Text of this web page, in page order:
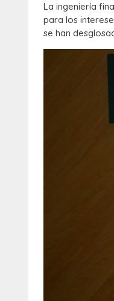
La ingeniería
para los
se han